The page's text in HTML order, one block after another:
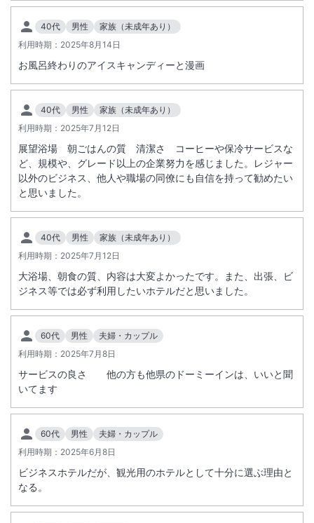
40代 男性
家族（未成年あり）
利用時期： 2025年8月14日
お風呂終わりのアイスキャンディーと漫画
40代 男性
家族（未成年あり）
利用時期： 2025年7月12日
展望浴場 朝ごはんの質 清潔さ コーヒーや保冷サービスな
ど、規模や、グレード以上の企業努力を感じました。レジャー
以外のビジネス、他人や職場の同僚にも自信を持って勧めたい
と思いました。
40代 男性
家族（未成年あり）
利用時期： 2025年7月12日
大浴場、朝食の質、内容は大変よかったです。また、出張、ビ
ジネス等では必ず利用したいホテルだと思いました。
60代 男性
夫婦・カップル
利用時期： 2025年7月8日
サービスの良さ 他の方も他県のドーミーインは、いいと聞
いてます
60代 男性
夫婦・カップル
利用時期： 2025年6月8日
ビジネスホテルだが、観光用のホテルとして十分に選ぶ理由と
なる。